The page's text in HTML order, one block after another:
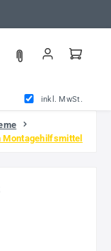
inkl. MwSt.
5 Sternen